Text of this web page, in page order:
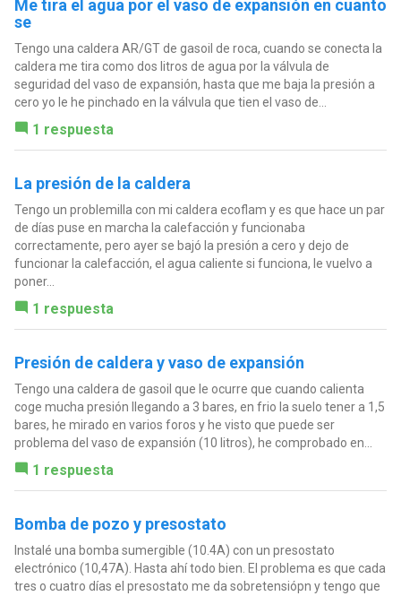
Me tira el agua por el vaso de expansión en cuanto
se
Tengo una caldera AR/GT de gasoil de roca, cuando se conecta la
caldera me tira como dos litros de agua por la válvula de
seguridad del vaso de expansión, hasta que me baja la presión a
cero yo le he pinchado en la válvula que tien el vaso de...
1 respuesta
La presión de la caldera
Tengo un problemilla con mi caldera ecoflam y es que hace un par
de días puse en marcha la calefacción y funcionaba
correctamente, pero ayer se bajó la presión a cero y dejo de
funcionar la calefacción, el agua caliente si funciona, le vuelvo a
poner...
1 respuesta
Presión de caldera y vaso de expansión
Tengo una caldera de gasoil que le ocurre que cuando calienta
coge mucha presión llegando a 3 bares, en frio la suelo tener a 1,5
bares, he mirado en varios foros y he visto que puede ser
problema del vaso de expansión (10 litros), he comprobado en...
1 respuesta
Bomba de pozo y presostato
Instalé una bomba sumergible (10.4A) con un presostato
electrónico (10,47A). Hasta ahí todo bien. El problema es que cada
tres o cuatro días el presostato me da sobretensiópn y tengo que